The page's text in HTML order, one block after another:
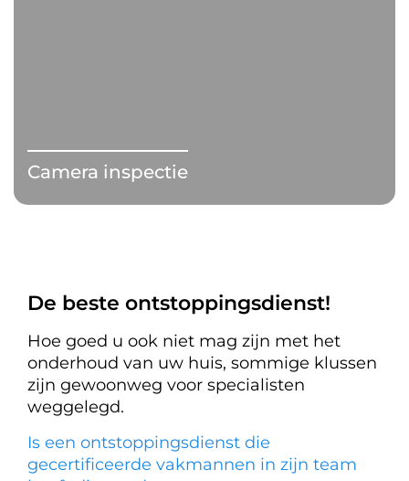
Camera inspectie
De beste ontstoppingsdienst!
Hoe goed u ook niet mag zijn met het
onderhoud van uw huis, sommige klussen
zijn gewoonweg voor specialisten
weggelegd.
Is een ontstoppingsdienst die
gecertificeerde vakmannen in zijn team